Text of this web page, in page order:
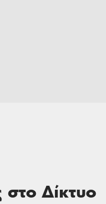
στο Δίκτυο